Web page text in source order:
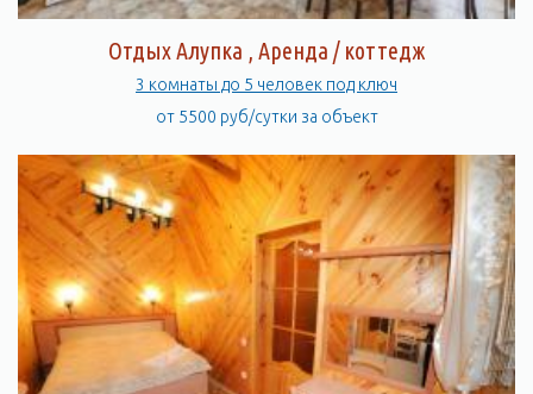
Отдых Алупка , Аренда / коттедж
3 комнаты до 5 человек под ключ
от 5500 руб/сутки за объект